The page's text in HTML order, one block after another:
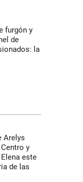
furgón y
de
la
Arelys
y
este
de las